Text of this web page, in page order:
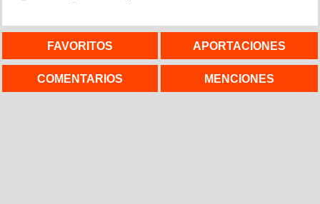
FAVORITOS APORTACIONES
COMENTARIOS MENCIONES